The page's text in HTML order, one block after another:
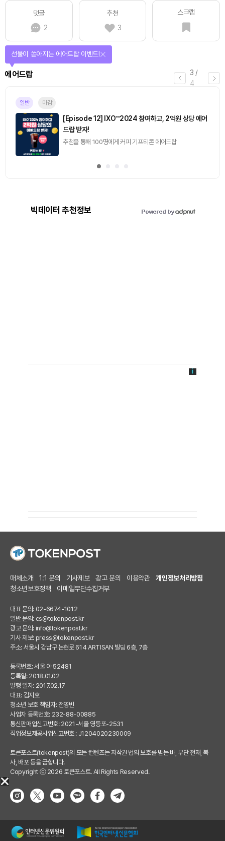
댓글
2
추천
3
스크랩
3 /
4
에어드랍
선물이 쏟아지는 에어드랍 이벤트!
일반 마감
[Episode 12] IXO™2024 참여하고, 2억원 상당 에어
드랍 받자!
추첨을 통해 100명에게 커피 기프티콘 에어드랍
빅데이터 추천정보
매체소개 1:1 문의 기사제보 광고 문의 이용약관
개인정보처리방침
청소년보호정책
이메일무단수집거부
대표 문의: 02-6674-1012
일반 문의: cs@tokenpost.kr
광고 문의: info@tokenpost.kr
기사 제보: press@tokenpost.kr
주소: 서울시 강남구 논현로 614 ARTISAN 빌딩 6층, 7층
등록번호: 서울 아 52481
등록일: 2018.01.02
발행 일자: 2017.02.17
대표: 김지호
청소년 보호 책임자: 전영빈
사업자 등록번호: 232-88-00885
통신판매업신고번호: 2021-서울 영등포-2531
직업정보제공사업신고번호 : J1204020230009
토큰포스트(tokenpost)의 모든 컨텐츠는 저작권 법의 보호를 받는 바, 무단 전재, 복
사, 배포 등을 금합니다.
Copyright ⓒ 2026 토큰포스트. All Rights Reserved.